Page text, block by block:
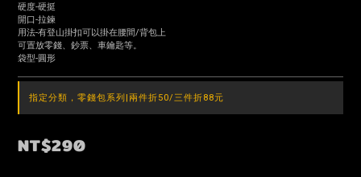
硬度-硬挺
開口-拉鍊
用法-有登山掛扣可以掛在腰間/背包上
可置放零錢、鈔票、車鑰匙等。
袋型-圓形
指定分類，零錢包系列|兩件折50/三件折88元
NT$290